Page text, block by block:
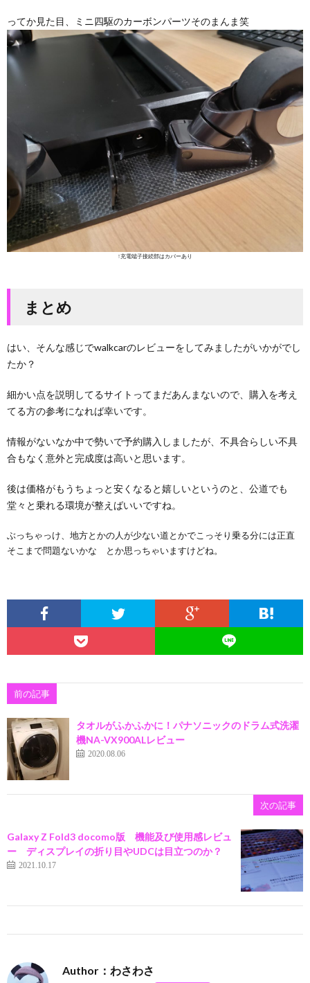
ってか見た目、ミニ四駆のカーボンパーツそのまんま笑
↑充電端子接続部はカバーあり
まとめ
はい、そんな感じでwalkcarのレビューをしてみましたがいかがでし
たか？
細かい点を説明してるサイトってまだあんまないので、購入を考え
てる方の参考になれば幸いです。
情報がないなか中で勢いで予約購入しましたが、不具合らしい不具
合もなく意外と完成度は高いと思います。
後は価格がもうちょっと安くなると嬉しいというのと、公道でも
堂々と乗れる環境が整えばいいですね。
ぶっちゃっけ、地方とかの人が少ない道とかでこっそり乗る分には正直
そこまで問題ないかな とか思っちゃいますけどね。
前の記事
タオルがふかふかに！パナソニックのドラム式洗濯
機NA-VX900ALレビュー
2020.08.06
次の記事
Galaxy Z Fold3 docomo版 機能及び使用感レビュ
ー ディスプレイの折り目やUDCは目立つのか？
2021.10.17
Author：わさわさ